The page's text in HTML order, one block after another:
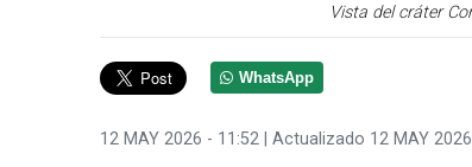
Vista del cráter
WhatsApp
12 MAY 2026 - 11:52 | Actualizado 12 MAY